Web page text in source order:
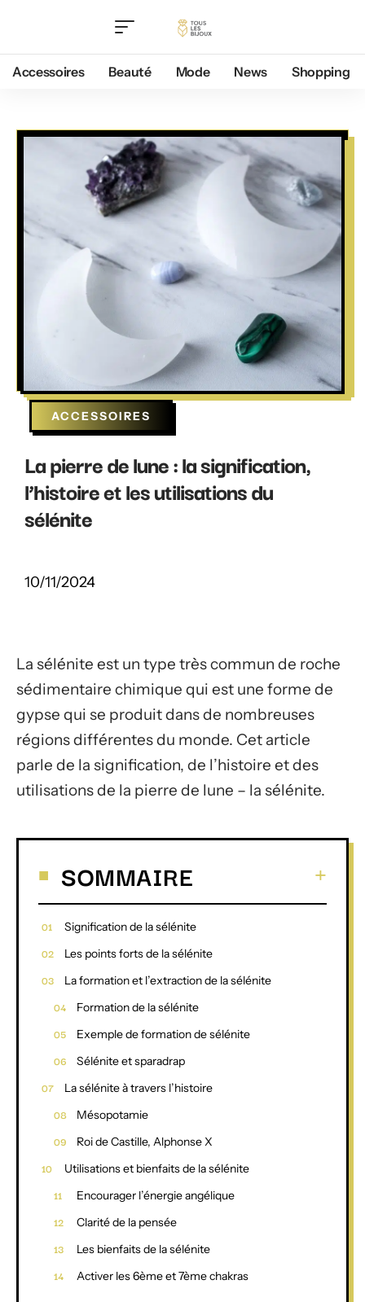
Accessoires Beauté Mode News Shopping
ACCESSOIRES
La pierre de lune : la signification,
l’histoire et les utilisations du
sélénite
10/11/2024
La sélénite est un type très commun de roche
sédimentaire chimique qui est une forme de
gypse qui se produit dans de nombreuses
régions différentes du monde. Cet article
parle de la signification, de l’histoire et des
utilisations de la pierre de lune – la sélénite.
SOMMAIRE
Signification de la sélénite
Les points forts de la sélénite
La formation et l’extraction de la sélénite
Formation de la sélénite
Exemple de formation de sélénite
Sélénite et sparadrap
La sélénite à travers l’histoire
Mésopotamie
Roi de Castille, Alphonse X
Utilisations et bienfaits de la sélénite
Encourager l’énergie angélique
Clarité de la pensée
Les bienfaits de la sélénite
Activer les 6ème et 7ème chakras